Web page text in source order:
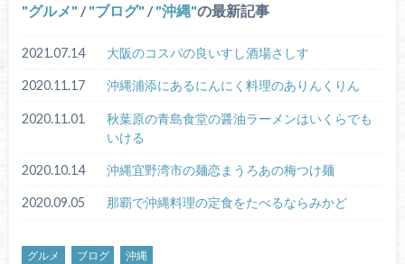
グルメ / ブログ / 沖縄 の最新記事
2021.07.14 大阪のコスパの良いすし酒場さしす
2020.11.17 沖縄浦添にあるにんにく料理のありんくりん
2020.11.01
秋葉原の青島食堂の醤油ラーメンはいくらでも
いける
2020.10.14 沖縄宜野湾市の麺恋まうろあの梅つけ麺
2020.09.05 那覇で沖縄料理の定食をたべるならみかど
グルメ ブログ 沖縄